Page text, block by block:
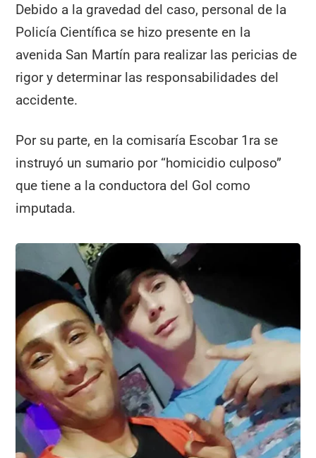
Debido a la gravedad del caso, personal de la
Policía Científica se hizo presente en la
avenida San Martín para realizar las pericias de
rigor y determinar las responsabilidades del
accidente.
Por su parte, en la comisaría Escobar 1ra se
instruyó un sumario por “homicidio culposo”
que tiene a la conductora del Gol como
imputada.